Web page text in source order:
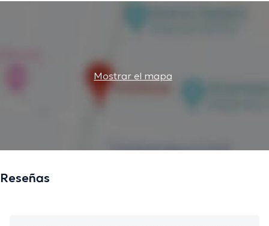
Mostrar el mapa
Reseñas